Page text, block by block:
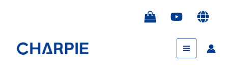
Main
Menu